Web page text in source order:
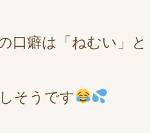
口癖は「ねむい」
そうです